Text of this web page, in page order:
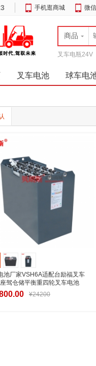
手机逛商城 微
商品
叉车电瓶24V
叉车电池 球车电
池厂家VSH6A适配台励福叉车
驾仓储平衡重四轮叉车电池
¥24200